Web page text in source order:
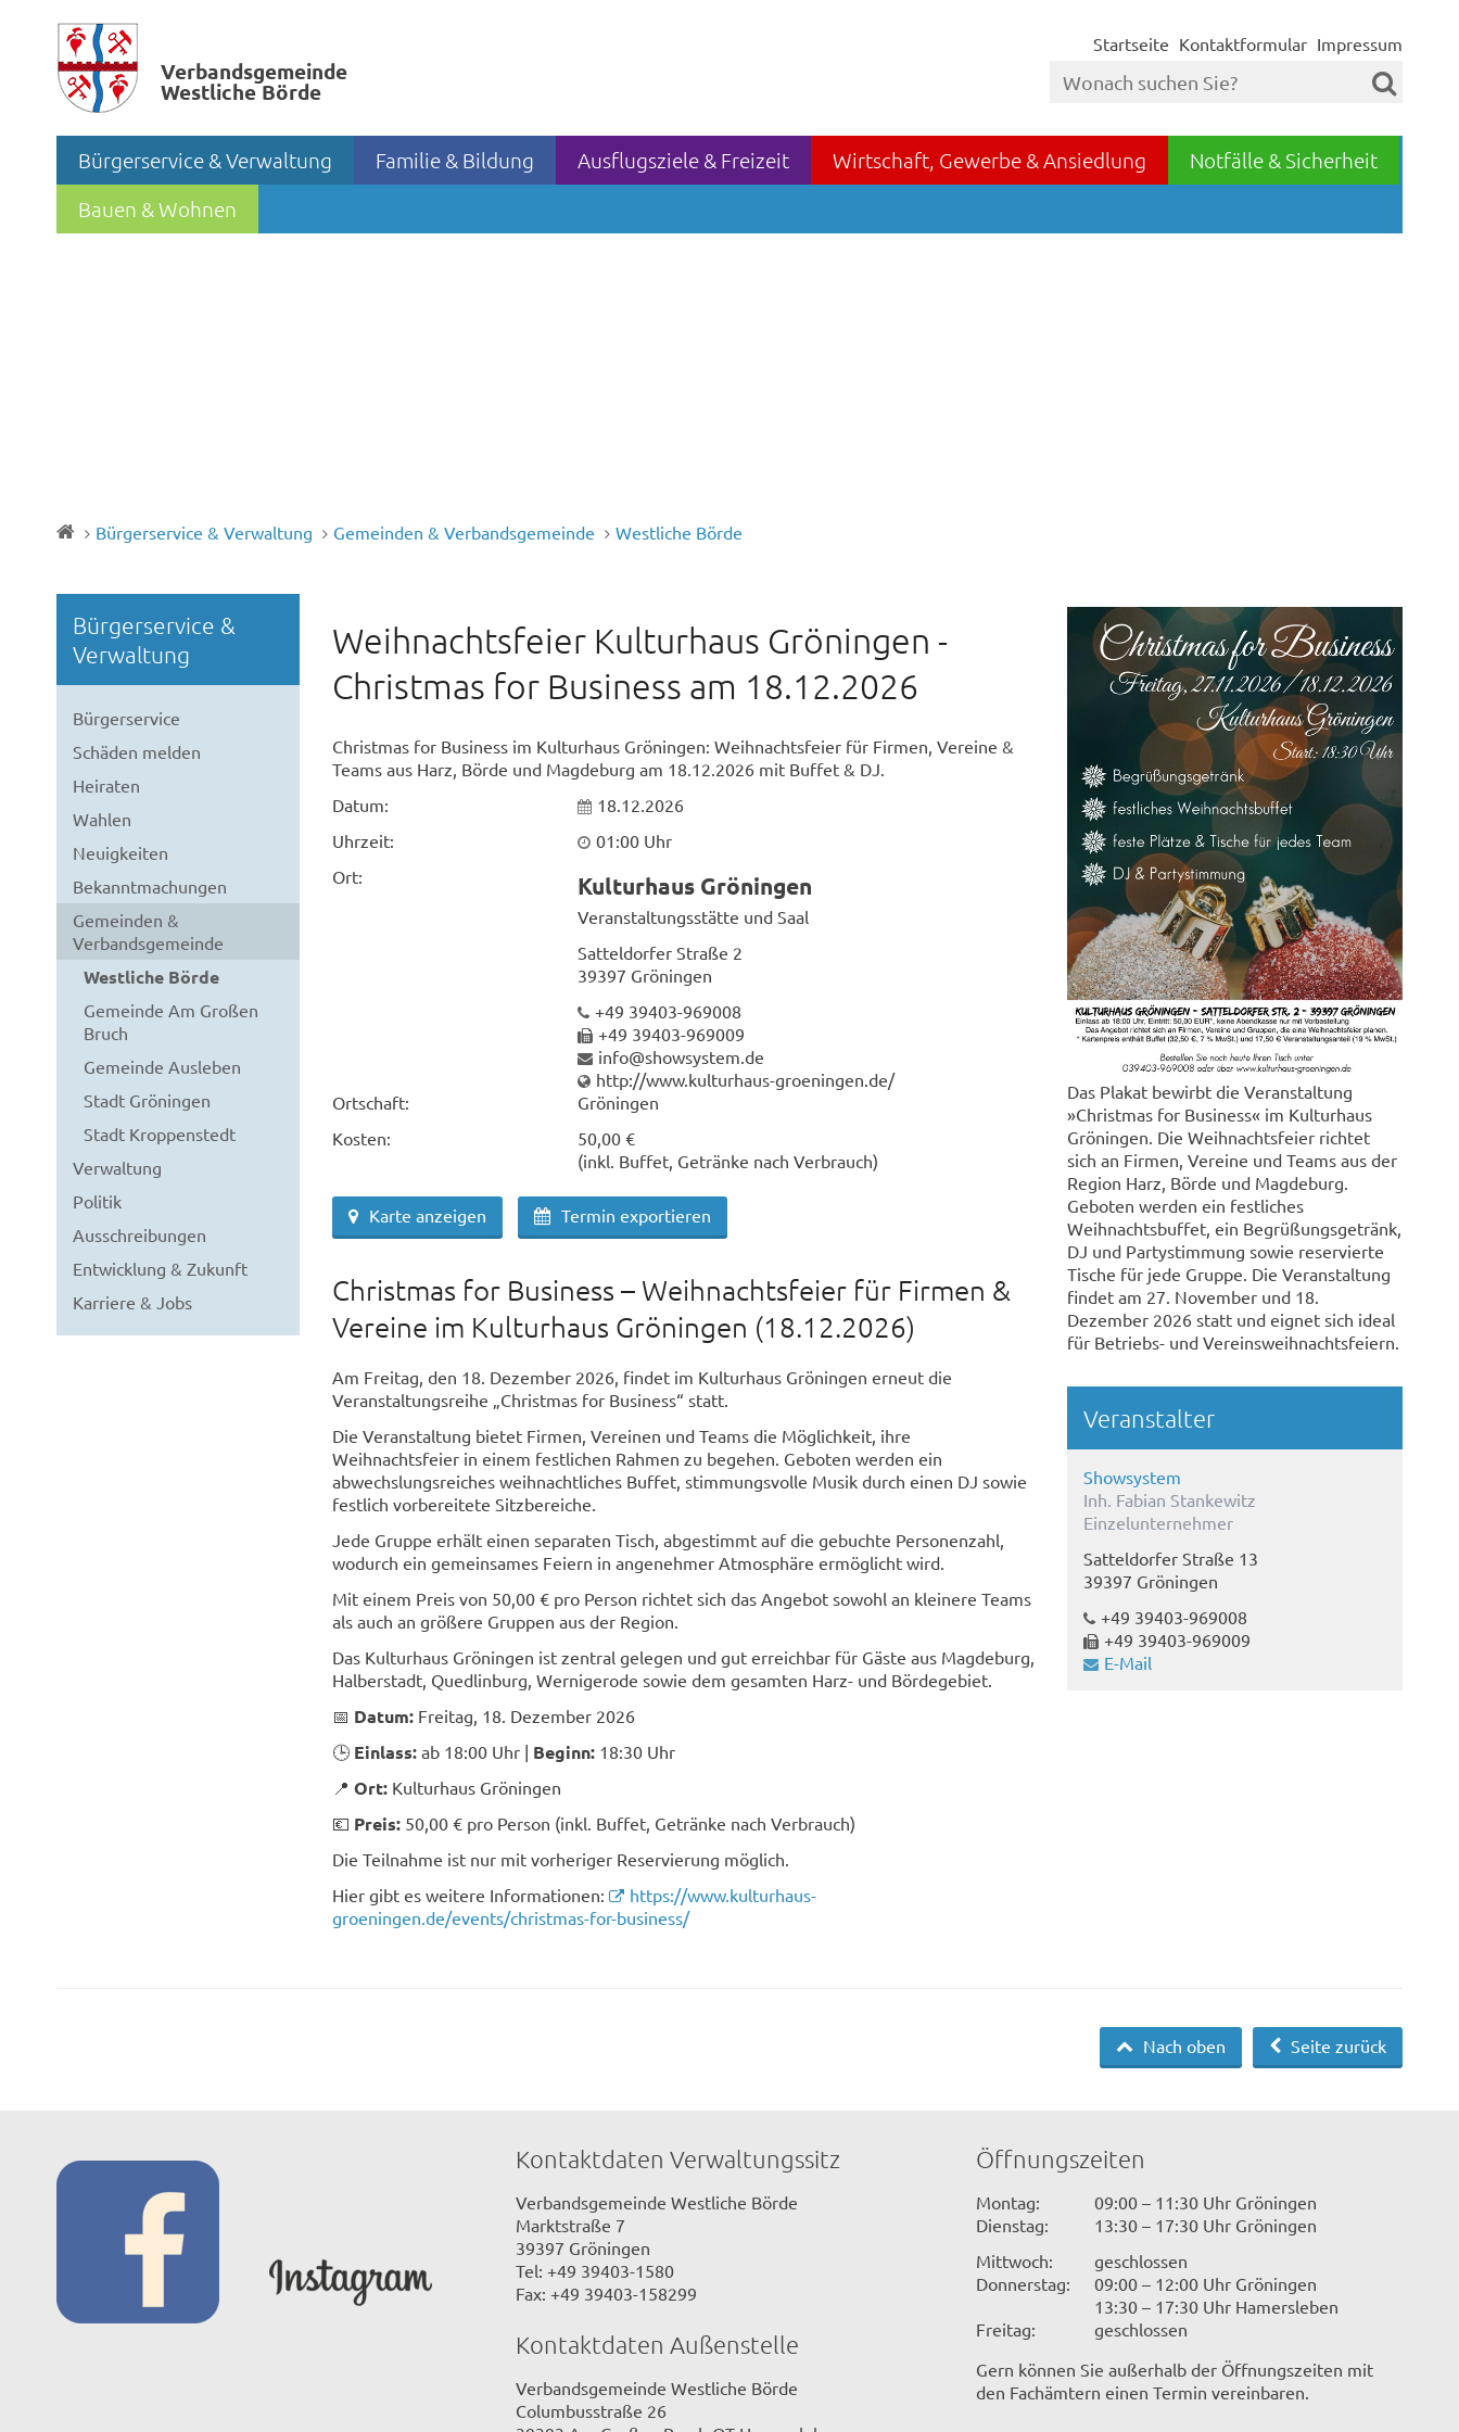
Verbands­gemeinde
Westliche Börde
Startseite Kontaktformular Impressum
Bürgerservice & Verwaltung Familie & Bildung Ausflugsziele & Freizeit Wirtschaft, Gewerbe & Ansiedlung
Notfälle & Sicherheit
Bauen & Wohnen
Bürgerservice & Verwaltung Gemeinden & Verbandsgemeinde Westliche Börde
Bürgerservice &
Verwaltung
Bürgerservice
Schäden melden
Heiraten
Wahlen
Neuigkeiten
Bekanntmachungen
Gemeinden &
Verbandsgemeinde
Westliche Börde
Gemeinde Am Großen
Bruch
Gemeinde Ausleben
Stadt Gröningen
Stadt Kroppenstedt
Verwaltung
Politik
Ausschreibungen
Entwicklung & Zukunft
Karriere & Jobs
Weihnachtsfeier Kulturhaus Gröningen -
Christmas for Business am 18.12.2026
Christmas for Business im Kulturhaus Gröningen: Weihnachtsfeier für Firmen, Vereine &
Teams aus Harz, Börde und Magdeburg am 18.12.2026 mit Buffet & DJ.
Datum:
18.12.2026
Uhrzeit:
01:00 Uhr
Ort:
Kulturhaus Gröningen
Veranstaltungsstätte und Saal
Satteldorfer Straße 2
39397 Gröningen
+49 39403-969008
+49 39403-969009
info@showsystem.de
http://www.kulturhaus-groeningen.de/
Ortschaft:
Gröningen
Kosten:
50,00 €
(inkl. Buffet, Getränke nach Verbrauch)
Karte anzeigen Termin exportieren
Christmas for Business – Weihnachtsfeier für Firmen &
Vereine im Kulturhaus Gröningen (18.12.2026)
Am Freitag, den 18. Dezember 2026, findet im Kulturhaus Gröningen erneut die
Veranstaltungsreihe „Christmas for Business“ statt.
Die Veranstaltung bietet Firmen, Vereinen und Teams die Möglichkeit, ihre
Weihnachtsfeier in einem festlichen Rahmen zu begehen. Geboten werden ein
abwechslungsreiches weihnachtliches Buffet, stimmungsvolle Musik durch einen DJ sowie
festlich vorbereitete Sitzbereiche.
Jede Gruppe erhält einen separaten Tisch, abgestimmt auf die gebuchte Personenzahl,
wodurch ein gemeinsames Feiern in angenehmer Atmosphäre ermöglicht wird.
Mit einem Preis von 50,00 € pro Person richtet sich das Angebot sowohl an kleinere Teams
als auch an größere Gruppen aus der Region.
Das Kulturhaus Gröningen ist zentral gelegen und gut erreichbar für Gäste aus Magdeburg,
Halberstadt, Quedlinburg, Wernigerode sowie dem gesamten Harz- und Bördegebiet.
📅 Datum: Freitag, 18. Dezember 2026
🕒 Einlass: ab 18:00 Uhr | Beginn: 18:30 Uhr
📍 Ort: Kulturhaus Gröningen
💶 Preis: 50,00 € pro Person (inkl. Buffet, Getränke nach Verbrauch)
Die Teilnahme ist nur mit vorheriger Reservierung möglich.
Hier gibt es weitere Informationen:
https://www.kulturhaus-
groeningen.de/events/christmas-for-business/
Das Plakat bewirbt die Veranstaltung
»Christmas for Business« im Kulturhaus
Gröningen. Die Weihnachtsfeier richtet
sich an Firmen, Vereine und Teams aus der
Region Harz, Börde und Magdeburg.
Geboten werden ein festliches
Weihnachtsbuffet, ein Begrüßungsgetränk,
DJ und Partystimmung sowie reservierte
Tische für jede Gruppe. Die Veranstaltung
findet am 27. November und 18.
Dezember 2026 statt und eignet sich ideal
für Betriebs- und Vereinsweihnachtsfeiern.
Veranstalter
Showsystem
Inh. Fabian Stankewitz
Einzelunternehmer
Satteldorfer Straße 13
39397 Gröningen
+49 39403-969008
+49 39403-969009
E-Mail
Seite zurück
Nach oben
Kontaktdaten Verwaltungssitz
Verbandsgemeinde Westliche Börde
Marktstraße 7
39397 Gröningen
Tel: +49 39403-1580
Fax: +49 39403-158299
Kontaktdaten Außenstelle
Verbandsgemeinde Westliche Börde
Columbusstraße 26
Öffnungszeiten
Montag:
09:00 – 11:30 Uhr Gröningen
Dienstag:
13:30 – 17:30 Uhr Gröningen
Mittwoch:
geschlossen
Donnerstag:
09:00 – 12:00 Uhr Gröningen
13:30 – 17:30 Uhr Hamersleben
Freitag:
geschlossen
Gern können Sie außerhalb der Öffnungszeiten mit
den Fachämtern einen Termin vereinbaren.